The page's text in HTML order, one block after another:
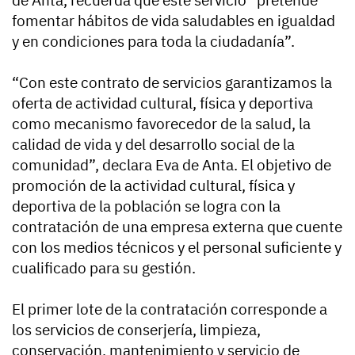
fomentar hábitos de vida saludables en igualdad
y en condiciones para toda la ciudadanía”.
“Con este contrato de servicios garantizamos la
oferta de actividad cultural, física y deportiva
como mecanismo favorecedor de la salud, la
calidad de vida y del desarrollo social de la
comunidad”, declara Eva de Anta. El objetivo de
promoción de la actividad cultural, física y
deportiva de la población se logra con la
contratación de una empresa externa que cuente
con los medios técnicos y el personal suficiente y
cualificado para su gestión.
El primer lote de la contratación corresponde a
los servicios de conserjería, limpieza,
conservación, mantenimiento y servicio de